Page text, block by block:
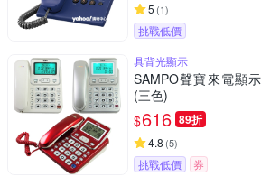
5 (1)
挑戰低價
具背光顯示
SAMPO聲寶來電顯
(三色)
$616 89折
4.8 (5)
挑戰低價 券